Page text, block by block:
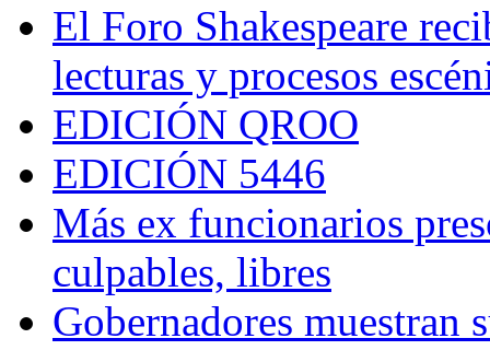
El Foro Shakespeare
lecturas y procesos
EDICIÓN QROO
EDICIÓN 5446
Más ex funcionarios
culpables, libres
Gobernadores muestran